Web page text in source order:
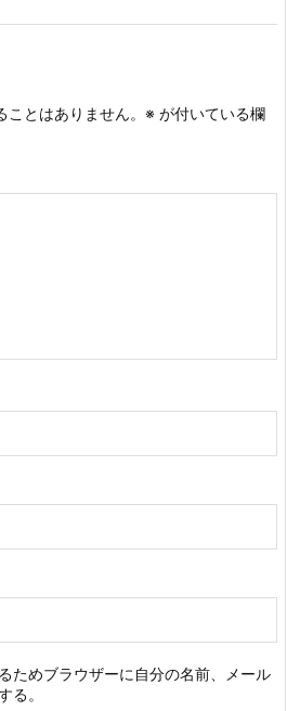
とはありません。 ※ が付いている欄
ためブラウザーに自分の名前、メール
る。